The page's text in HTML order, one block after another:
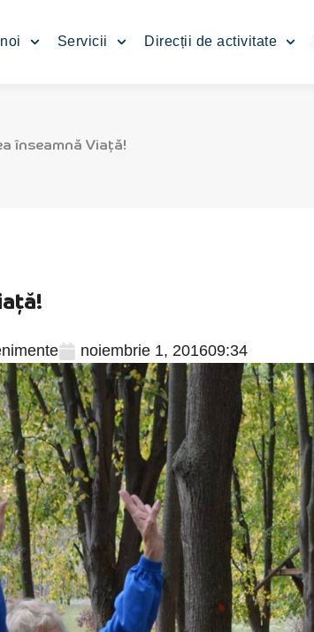
Servicii Direcții de activitate
înseamnă Viață!
noiembrie 1, 201609:34